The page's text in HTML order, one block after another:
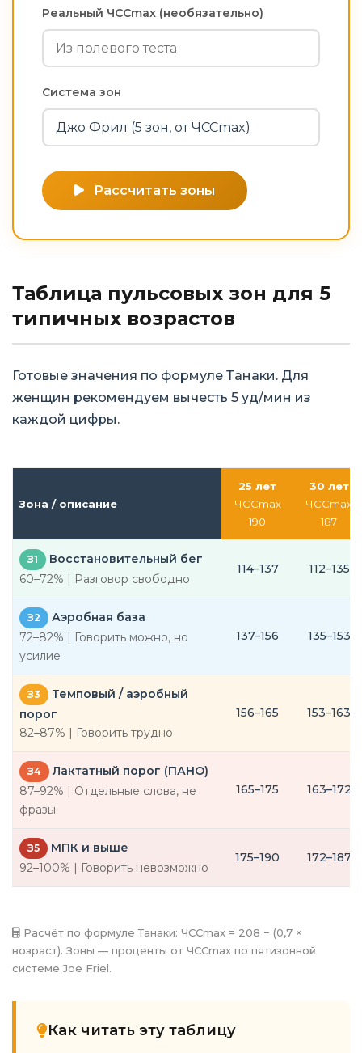
Реальный ЧССmax (необязательно)
Система зон
Рассчитать зоны
Таблица пульсовых зон для 5
типичных возрастов
Готовые значения по формуле Танаки. Для
женщин рекомендуем вычесть 5 уд/мин из
каждой цифры.
Зона / описание
25 лет
ЧССmax
190
30 лет
ЧССmax
187
З1
Восстановительный бег
60–72% | Разговор свободно
114–137 112–135
З2
Аэробная база
72–82% | Говорить можно, но
усилие
137–156 135–153
З3
Темповый / аэробный
порог
82–87% | Говорить трудно
156–165 153–163
З4
Лактатный порог (ПАНО)
87–92% | Отдельные слова, не
фразы
165–175 163–172
З5
МПК и выше
92–100% | Говорить невозможно
175–190 172–187
Расчёт по формуле Танаки: ЧССmax = 208 − (0,7 ×
возраст). Зоны — проценты от ЧССmax по пятизонной
системе Joe Friel.
Как читать эту таблицу